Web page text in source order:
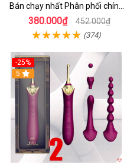
Bán chạy nhất Phân phối chính
hãng
380.000₫ 452.000₫
(374)
-25%
5